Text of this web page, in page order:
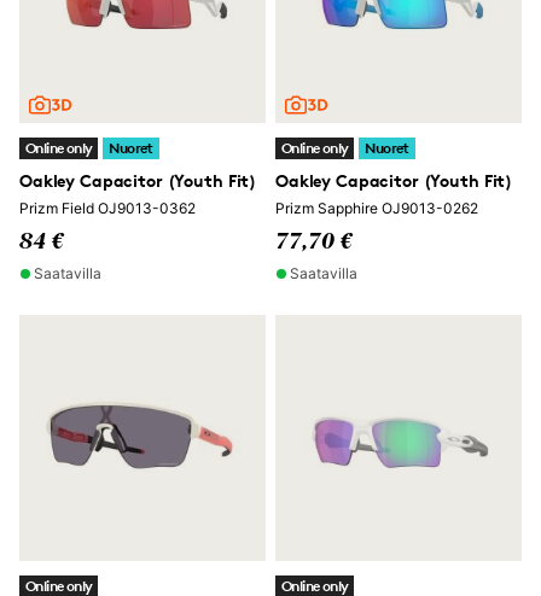
Online only Nuoret
Oakley Capacitor (Youth Fit)
Prizm Field OJ9013-0362
84 €
Saatavilla
Online only Nuoret
Oakley Capacitor (Youth Fit)
Prizm Sapphire OJ9013-0262
77,70 €
Saatavilla
Online only Online only